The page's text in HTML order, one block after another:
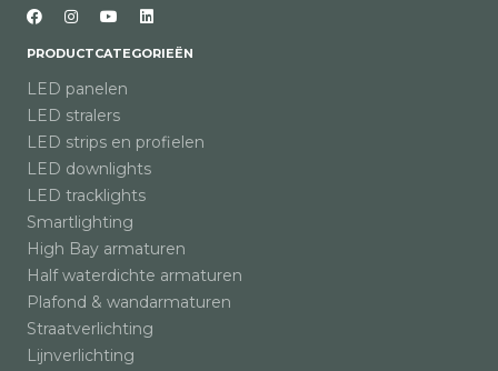
PRODUCTCATEGORIEËN
LED panelen
LED stralers
LED strips en profielen
LED downlights
LED tracklights
Smartlighting
High Bay armaturen
Half waterdichte armaturen
Plafond & wandarmaturen
Straatverlichting
Lijnverlichting